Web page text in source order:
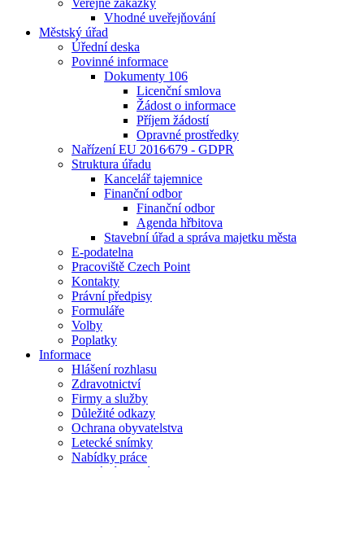
Veřejné zakázky
Vhodné uveřejňování
Městský úřad
Úřední deska
Povinné informace
Dokumenty 106
Licenční smlova
Žádost o informace
Příjem žádostí
Opravné prostředky
Nařízení EU 2016⁄679 - GDPR
Struktura úřadu
Kancelář tajemnice
Finanční odbor
Finanční odbor
Agenda hřbitova
Stavební úřad a správa majetku města
E-podatelna
Pracoviště Czech Point
Kontakty
Právní předpisy
Formuláře
Volby
Poplatky
Informace
Hlášení rozhlasu
Zdravotnictví
Firmy a služby
Důležité odkazy
Ochrana obyvatelstva
Letecké snímky
Nabídky práce
Virtuální prohlídka